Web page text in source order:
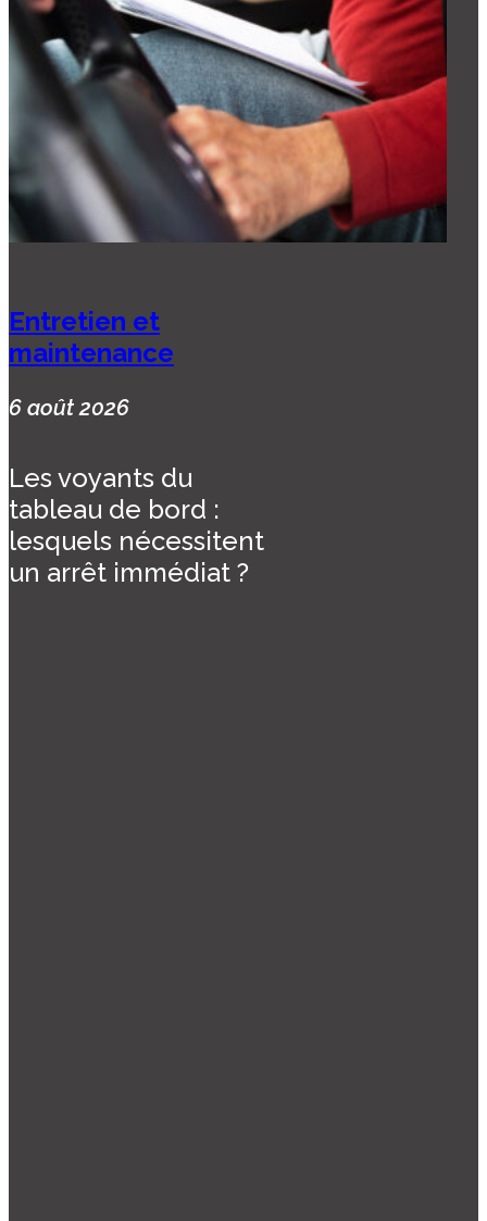
Entretien et
maintenance
6 août 2026
Les voyants du
tableau de bord :
lesquels nécessitent
un arrêt immédiat ?